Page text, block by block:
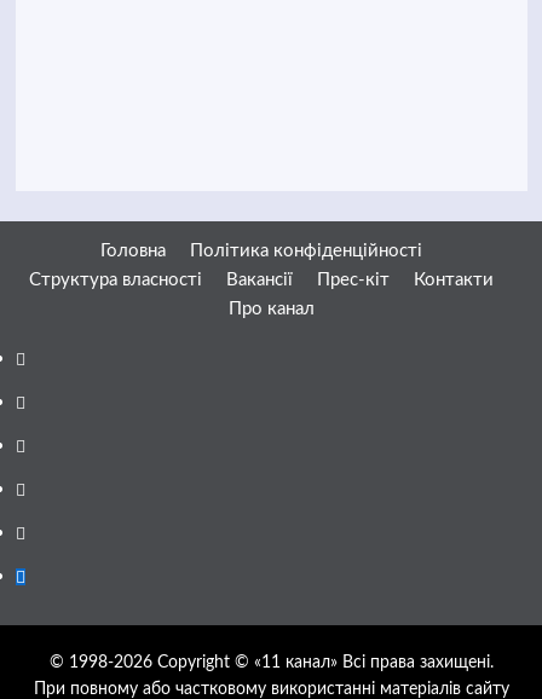
Головна
Політика конфіденційності
Структура власності
Вакансії Прес-кіт
Контакти
Про канал
Facebook
YouTube
Telegram
Instagram
Twitter
Google
© 1998-2026 Copyright © «11 канал» Всі права захищені.
При повному або частковому використанні матеріалів сайту